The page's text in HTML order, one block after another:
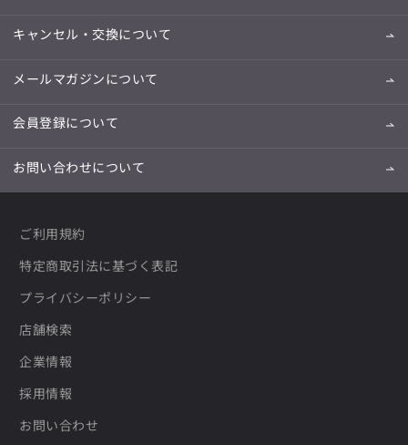
キャンセル・交換について
メールマガジンについて
会員登録について
お問い合わせについて
ご利用規約
特定商取引法に基づく表記
プライバシーポリシー
店舗検索
企業情報
採用情報
お問い合わせ